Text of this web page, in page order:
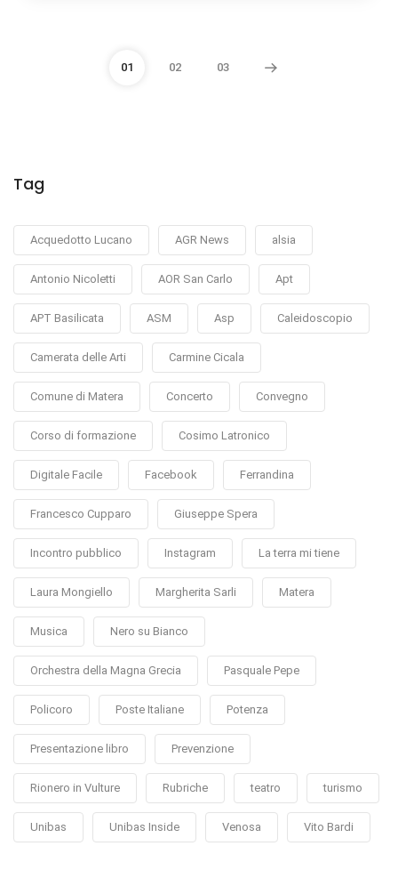
01 02 03
Tag
Acquedotto Lucano AGR News alsia
Antonio Nicoletti AOR San Carlo Apt
APT Basilicata ASM Asp Caleidoscopio
Camerata delle Arti Carmine Cicala
Comune di Matera Concerto Convegno
Corso di formazione Cosimo Latronico
Digitale Facile Facebook Ferrandina
Francesco Cupparo Giuseppe Spera
Incontro pubblico Instagram La terra mi tiene
Laura Mongiello Margherita Sarli Matera
Musica Nero su Bianco
Orchestra della Magna Grecia Pasquale Pepe
Policoro Poste Italiane Potenza
Presentazione libro Prevenzione
Rionero in Vulture Rubriche teatro turismo
Unibas Unibas Inside Venosa Vito Bardi